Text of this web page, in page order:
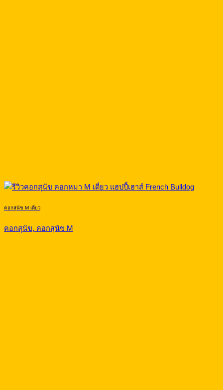
คอกสุนัข M เดี่ยว
คอกสุนัข, คอกสุนัข M